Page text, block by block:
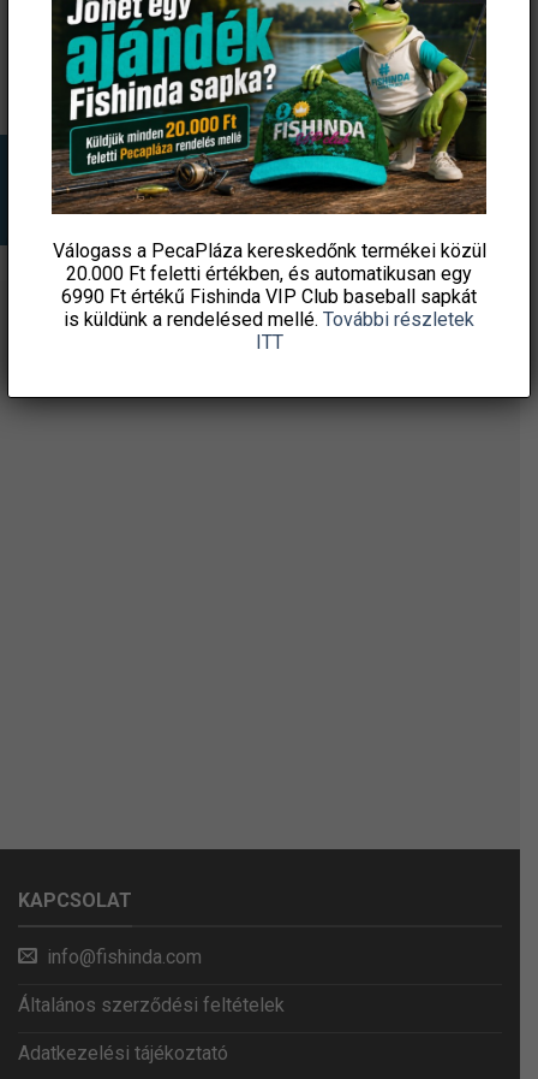
KOSÁRBA TESZEM KOSÁRBA TESZEM
ÉRTESÜLJ ELSŐKÉNT! IRATKOZZ FEL A
KAPCSOLAT
info@fishinda.com
Általános szerződési feltételek
Adatkezelési tájékoztató
Válogass a PecaPláza kereskedőnk termékei közül
20.000 Ft feletti értékben, és automatikusan egy
6990 Ft értékű Fishinda VIP Club baseball sapkát
is küldünk a rendelésed mellé. További részletek
ITT